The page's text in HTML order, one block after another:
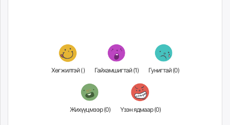
Хөгжилтэй () Гайхамшигтай (1) Гунигтай (0)
Жихүүцмээр (0) Үзэн ядмаар (0)